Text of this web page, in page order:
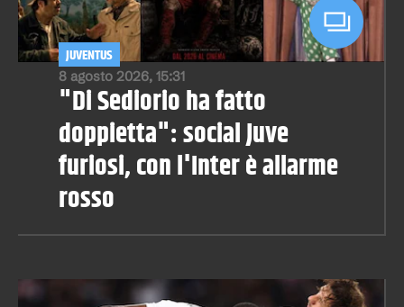
8 agosto 2026, 15:31
JUVENTUS
"Di Sediorio ha fatto
doppietta": social Juve
furiosi, con l'Inter è allarme
rosso